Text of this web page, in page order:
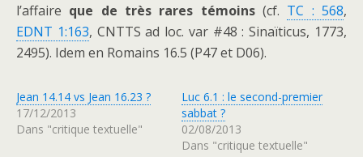
l’affaire que de très rares témoins(cf. TC : 568,
EDNT 1:163, CNTTS ad loc. var #48 : Sinaïticus, 1773,
2495). Idem en Romains 16.5 (P47 et D06).
Jean 14.14 vs Jean 16.23 ?
17/12/2013
Dans "critique textuelle"
Luc 6.1 : le second-premier
sabbat ?
02/08/2013
Dans "critique textuelle"